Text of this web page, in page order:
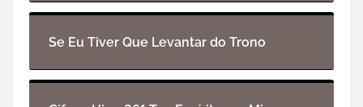
Se Eu Tiver Que Levantar do Trono